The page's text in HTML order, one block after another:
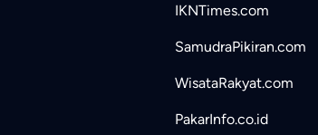
IKNTimes.com
SamudraPikiran.com
WisataRakyat.com
PakarInfo.co.id